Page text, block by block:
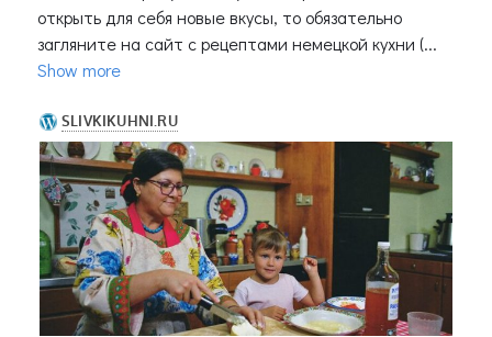
открыть для себя новые вкусы, то обязательно
загляните на сайт с рецептами немецкой кухни (...
Show more